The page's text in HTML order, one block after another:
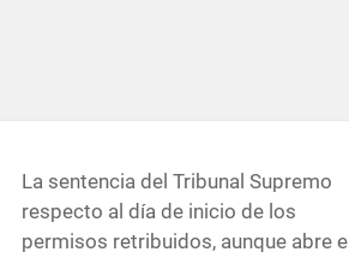
La sentencia del Tribunal Supremo
respecto al día de inicio de los
permisos retribuidos, aunque abre el